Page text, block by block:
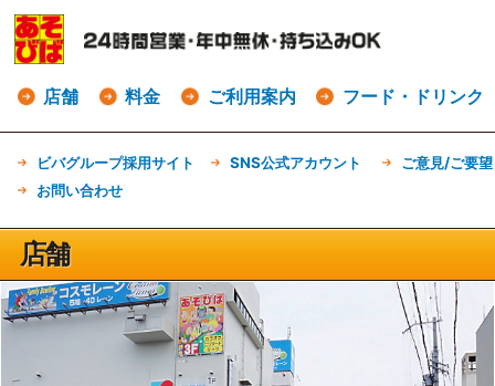
店舗 料金 ご利用案内 フード・ドリンク
ビバグループ採用サイト SNS公式アカウント
ご意見/ご要望
お問い合わせ
店舗